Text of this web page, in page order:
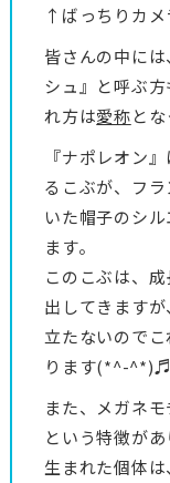
↑ばっちりカメ
皆さんの中に
シュ』と呼ぶ
れ方は愛称とな
『ナポレオン
るこぶが、フ
いた帽子のシ
ます。
このこぶは、
出してきます
立たないので
ります(*^-^*)♬
また、メガネ
という特徴があ
生まれた個体